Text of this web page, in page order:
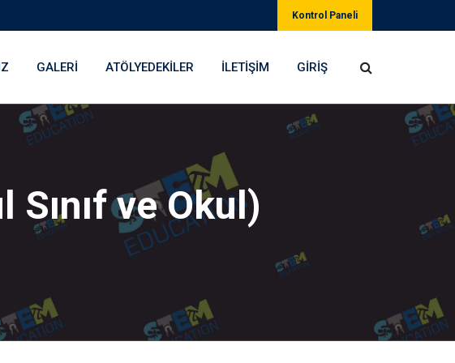
Kontrol Paneli
GALERI ATÖLYEDEKILER İLETIŞIM GIRIŞ
Sınıf ve Okul)